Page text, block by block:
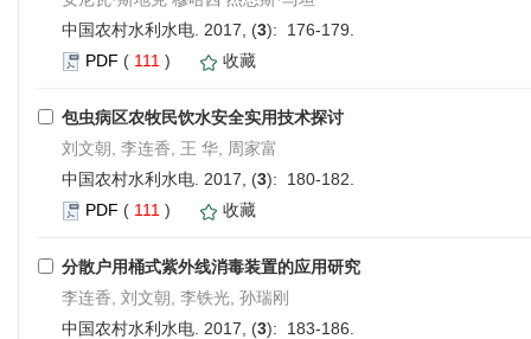
中国农村水利水电. 2017, (3): 176-179.
PDF ( 111 ) 收藏
包虫病区农牧民饮水安全实用技术探讨
刘文朝, 李连香, 王 华, 周家富
中国农村水利水电. 2017, (3): 180-182.
PDF ( 111 ) 收藏
分散户用桶式紫外线消毒装置的应用研究
李连香, 刘文朝, 李铁光, 孙瑞刚
中国农村水利水电. 2017, (3): 183-186.